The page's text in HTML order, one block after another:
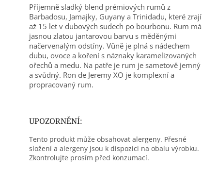
Příjemně sladký blend prémiových rumů z
Barbadosu, Jamajky, Guyany a Trinidadu, které zrají
až 15 let v dubových sudech po bourbonu. Rum má
jasnou zlatou jantarovou barvu s měděnými
načervenalým odstíny. Vůně je plná s nádechem
dubu, ovoce a koření s náznaky karamelizovaných
ořechů a medu. Na patře je rum je sametově jemný
a svůdný. Ron de Jeremy XO je komplexní a
propracovaný rum.
UPOZORNĚNÍ:
Tento produkt může obsahovat alergeny. Přesné
složení a alergeny jsou k dispozici na obalu výrobku.
Zkontrolujte prosím před konzumací.